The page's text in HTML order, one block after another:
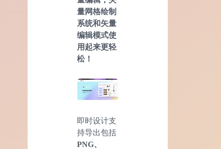
量网格绘制
系统和矢量
编辑模式使
用起来更轻
松！
即时设计支
持导出包括
PNG、